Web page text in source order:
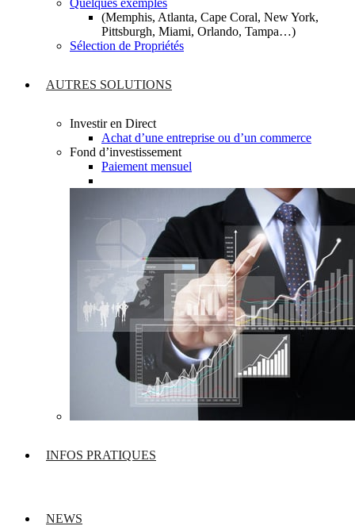
Quelques exemples
(Memphis, Atlanta, Cape Coral, New York,
Pittsburgh, Miami, Orlando, Tampa…)
Sélection de Propriétés
AUTRES SOLUTIONS
Investir en Direct
Achat d’une entreprise ou d’un commerce
Fond d’investissement
Paiement mensuel
INFOS PRATIQUES
NEWS